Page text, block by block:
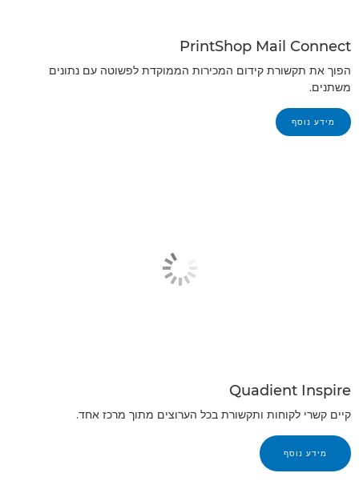
PrintShop Mail Connect
הפוך את תקשורת קידום המכירות הממוקדת לפשוטה עם נתונים
משתנים.
מידע נוסף
Quadient Inspire
קיים קשרי לקוחות ותקשורת בכל הערוצים מתוך מרכז אחד.
מידע נוסף